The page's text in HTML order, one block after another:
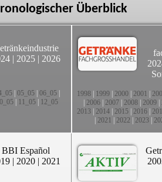
Überblick
| 2025 | 2026
| 05_05| 06_05|
11_05 12_05
1998 1999 2000 2001
2006 2007 2008 2009
2013 2014 2015 2016
2021 2022 2023|
BBI Español
| 2020 | 2021